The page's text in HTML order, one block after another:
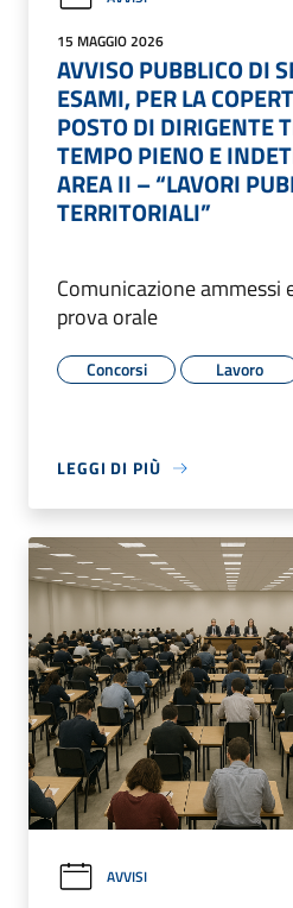
15 MAGGIO 2026
AVVISO PUBBLICO DI
ESAMI, PER LA
POSTO DI DIRIGENTE
TEMPO PIENO E
AREA II – “LAVORI
TERRITORIALI”
Comunicazione ammessi
prova orale
Concorsi Lavoro
LEGGI DI PIÙ
AVVISI